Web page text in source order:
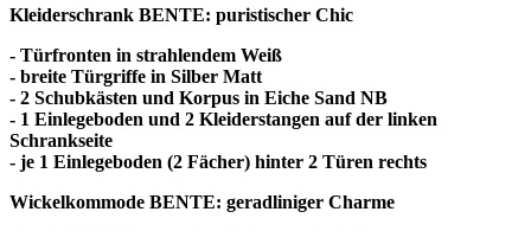
Kleiderschrank BENTE: puristischer Chic
- Türfronten in strahlendem Weiß
- breite Türgriffe in Silber Matt
- 2 Schubkästen und Korpus in Eiche Sand NB
- 1 Einlegeboden und 2 Kleiderstangen auf der linken
Schrankseite
- je 1 Einlegeboden (2 Fächer) hinter 2 Türen rechts
Wickelkommode BENTE: geradliniger Charme